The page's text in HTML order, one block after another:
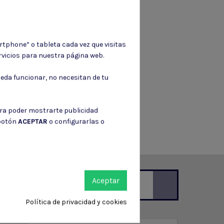
de contacto en el aviso legal.
o tableta cada vez que visitas
para nuestra página web.
funcionar, no necesitan de tu
poder mostrarte publicidad
ACEPTAR o configurarlas o
Aceptar
Política de privacidad y cookies